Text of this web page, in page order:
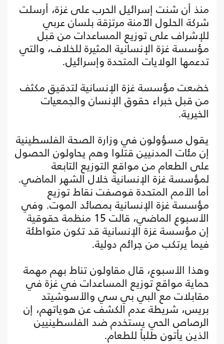
منذ أن شنت إسرائيل الحرب على غزة، أرسلت
شركة الحلول الآمنة مرتزقة بلسان عربي
للإشراف على توزيع المساعدات من قبل
مؤسسة غزة الإنسانية المثيرة للخلاف، والتي
تدعمها الولايات المتحدة وإسرائيل.
خضعت مؤسسة غزة الإنسانية لتدقيق مكثف
من قبل خبراء حقوق الإنسان والجمعيات
الخيرية.
يقول مسؤولون في وزارة الصحة الفلسطينية
إن مئات المدنيين قتلوا وهم يحاولون الحصول
على الطعام من مواقع التوزيع التابعة
لمؤسسة غزة الإنسانية خلال الشهر الماضي.
أما الأمم المتحدة فوصفت نقاط توزيع
مؤسسة غزة الإنسانية بمصائد الموت. وفي
الأسبوع الماضي، قالت 15 منظمة حقوقية
إن مؤسسة غزة الإنسانية قد تكون متواطئة
فيما يرتكب من جرائم دولية.
وهذا الأسبوع، قال مقاولون تناط بهم مهمة
حماية مواقع توزيع المساعدات في غزة في
مقابلات مع البي بي سي والأسوشيتد
بريس، شريطة عدم الكشف عن هوياتهم، إن
الرصاص الحي يستخدم ضد الفلسطينيين
الذين يأتون طلباً للطعام.